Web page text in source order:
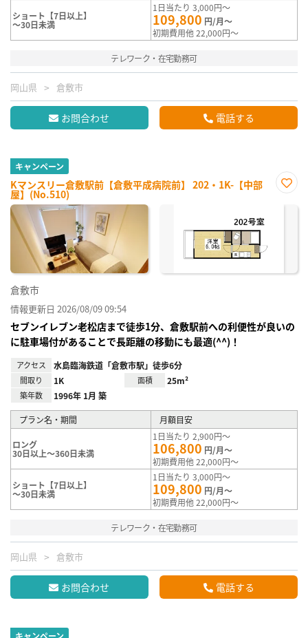
ショート【7日以上】
～30日未満
1日当たり 3,000円～
109,800 円/月～
初期費用他 22,000円～
テレワーク・在宅勤務可
岡山県 倉敷市
お問合わせ 電話する
キャンペーン
Kマンスリー倉敷駅前【倉敷平成病院前】 202・1K-【中部
屋】(No.510)
に入
倉敷市
情報更新日 2026/08/09 09:54
セブンイレブン老松店まで徒歩1分、倉敷駅前への利便性が良いの
に駐車場付があることで長距離の移動にも最適(^^)！
アクセス 水島臨海鉄道「倉敷市駅」徒歩6分
間取り 1K 面積 25m²
築年数 1996年 1月 築
プラン名・期間 月額目安
ロング
30日以上～360日未満
1日当たり 2,900円～
106,800 円/月～
初期費用他 22,000円～
ショート【7日以上】
～30日未満
1日当たり 3,000円～
109,800 円/月～
初期費用他 22,000円～
テレワーク・在宅勤務可
岡山県 倉敷市
お問合わせ 電話する
キャンペーン